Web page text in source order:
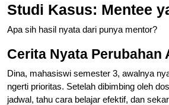
Studi Kasus: Mentee
Apa sih hasil nyata dari punya mentor?
Cerita Nyata Perubahan
Dina, mahasiswi semester 3, awalnya
ngerti prioritas. Setelah dibimbing oleh
jadwal, tahu cara belajar efektif, dan